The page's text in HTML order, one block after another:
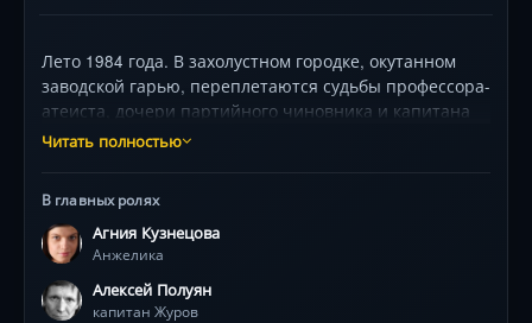
Лето 1984 года. В захолустном городке, окутанном
заводской гарью, переплетаются судьбы профессора-
атеиста, дочери партийного чиновника и капитана
милиции с пугающе пустым взглядом. После роковой
из Афганистана — мрачным символом эпохи. Агния
Кузнецова и Алексей Полуян ведут
бескомпромиссную игру под холодным взглядом
режиссёра Балабанова. Вас ждут промзоны, пыльные
дороги и беспощадная правда о времени, где
Читать полностью
В главных ролях
Агния Кузнецова
Анжелика
Алексей Полуян
капитан Журов